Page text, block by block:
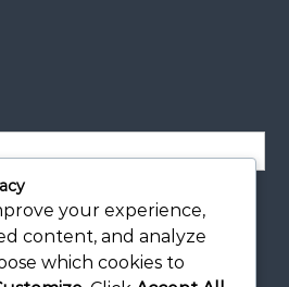
your experience,
content, and analyze
which cookies to